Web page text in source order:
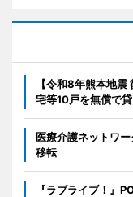
【令和8年熊本地
宅等10戸を無償で
医療介護ネットワ
移転
『ラブライブ！』